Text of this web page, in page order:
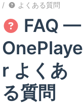
よくある質問
FAQ —
OnePlaye
r よくあ
る質問